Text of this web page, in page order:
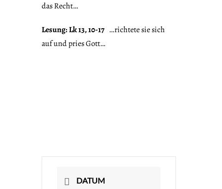
das Recht…
Lesung: Lk 13, 10-17 …richtete sie sich
auf und pries Gott…
DATUM